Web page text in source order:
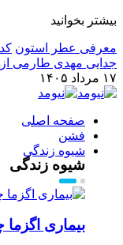
بیشتر بخوانید
معرفی عطر استون
جدایی مهدی طارمی
۱۷ مرداد ۱۴۰۵
صفحه اصلی
فشن
شیوه زندگی
شیوه زندگی
بیماری